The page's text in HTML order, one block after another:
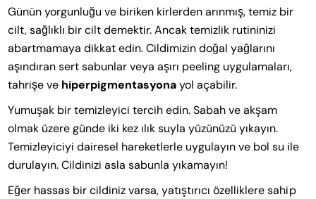
Günün yorgunluğu ve biriken kirlerden arınmış, temiz bir
cilt, sağlıklı bir cilt demektir. Ancak temizlik rutininizi
abartmamaya dikkat edin. Cildimizin doğal yağlarını
aşındıran sert sabunlar veya aşırı peeling uygulamaları,
tahrişe ve hiperpigmentasyonayol açabilir.
Yumuşak bir temizleyici tercih edin. Sabah ve akşam
olmak üzere günde iki kez ılık suyla yüzünüzü yıkayın.
Temizleyiciyi dairesel hareketlerle uygulayın ve bol su ile
durulayın. Cildinizi asla sabunla yıkamayın!
Eğer hassas bir cildiniz varsa, yatıştırıcı özelliklere sahip